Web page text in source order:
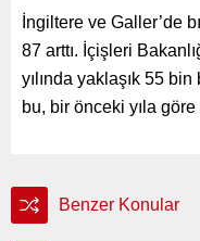
İngiltere ve Galler’de
87 arttı. İçişleri
yılında yaklaşık 55
bu, bir önceki yıla
Benzer Konular